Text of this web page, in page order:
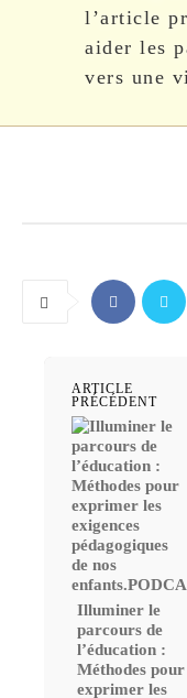
l’article
aider les
vers une
ARTICLE
PRÉCÉDENT
Illuminer le
parcours de
l’éducation :
Méthodes pour
exprimer les